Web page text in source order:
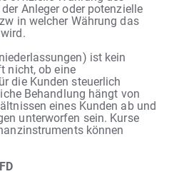
Anleger oder potenzielle
in welcher Währung das
ist kein
nicht, ob eine
die Kunden steuerlich
Behandlung hängt von
eines Kunden ab und
unterworfen sein. Kurse
können